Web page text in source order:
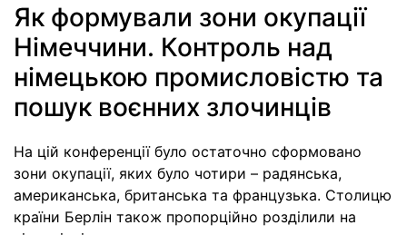
Як формували зони окупації
Нiмеччини. Контроль над
німецькою промисловістю та
пошук воєнних злочинців
На цій конференції було остаточно сформовано
зони окупації, яких було чотири – радянська,
американська, британська та французька. Столицю
країни Берлін також пропорційно розділили на